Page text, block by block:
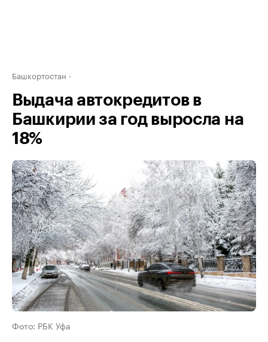
Башкортостан
Выдача автокредитов в
Башкирии за год выросла на
18%
Фото: РБК Уфа